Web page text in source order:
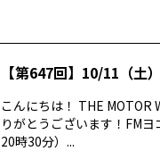
【第647回】10/11（土
こんにちは！ THE MOTOR
りがとうございます！FM
20時30分）...